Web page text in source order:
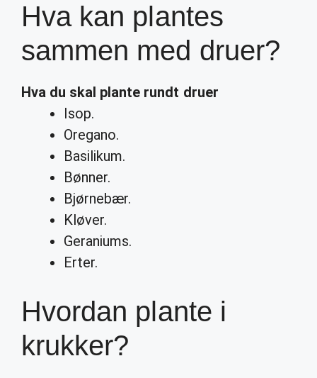
Hva kan plantes
sammen med druer?
Hva du skal plante rundt druer
Isop.
Oregano.
Basilikum.
Bønner.
Bjørnebær.
Kløver.
Geraniums.
Erter.
Hvordan plante i
krukker?